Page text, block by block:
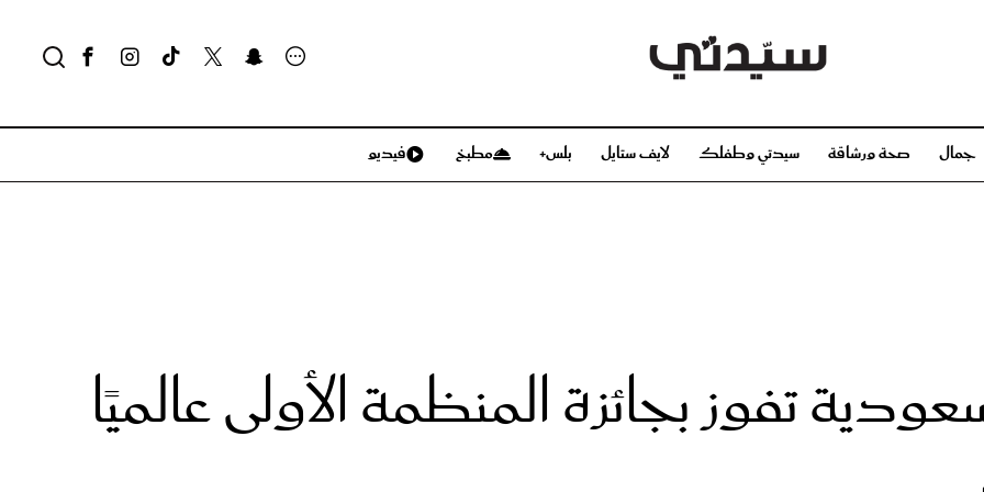
جمال صحة ورشاقة سيدتي وطفلك لايف ستايل بلس+ مطبخ فيديو
تفوز بجائزة المنظمة الأولى عالميًا
مجلة سيدتي
مناسبات X سيدتي